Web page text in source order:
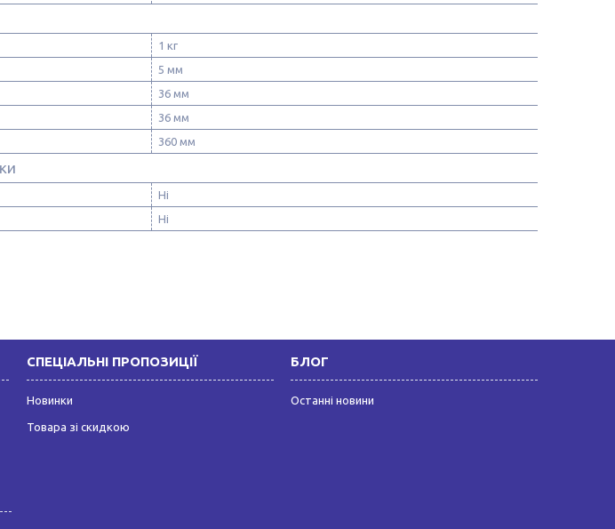
1 кг
5 мм
36 мм
36 мм
360 мм
Ні
Ні
СПЕЦІАЛЬНІ ПРОПОЗИЦІЇ
Новинки
Товара зі скидкою
БЛОГ
Останні новини